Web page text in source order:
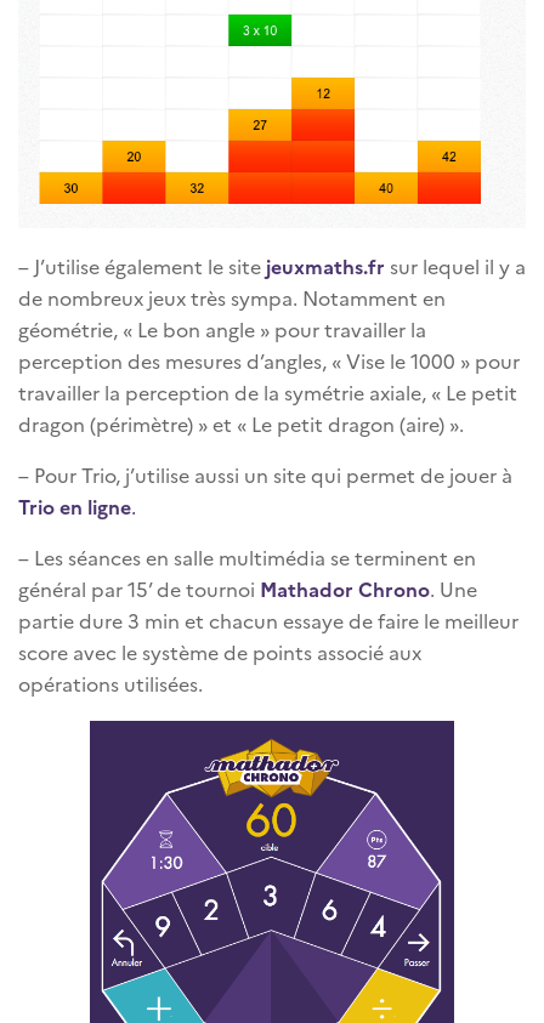
– J’utilise également le site jeuxmaths.fr sur lequel il y a
de nombreux jeux très sympa. Notamment en
géométrie, « Le bon angle » pour travailler la
perception des mesures d’angles, « Vise le 1000 » pour
travailler la perception de la symétrie axiale, « Le petit
dragon (périmètre) » et « Le petit dragon (aire) ».
– Pour Trio, j’utilise aussi un site qui permet de jouer à
Trio en ligne.
– Les séances en salle multimédia se terminent en
général par 15’ de tournoi Mathador Chrono. Une
partie dure 3 min et chacun essaye de faire le meilleur
score avec le système de points associé aux
opérations utilisées.